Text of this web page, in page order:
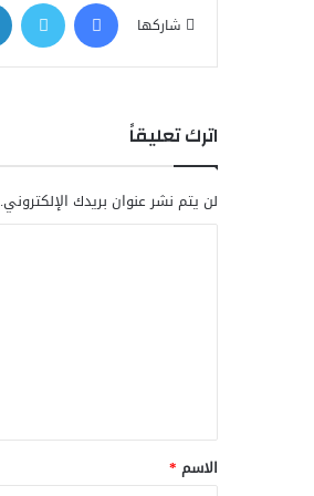
شاركها
اترك تعليقاً
لن يتم نشر عنوان بريدك الإلكتروني.
ق
*
الاسم *